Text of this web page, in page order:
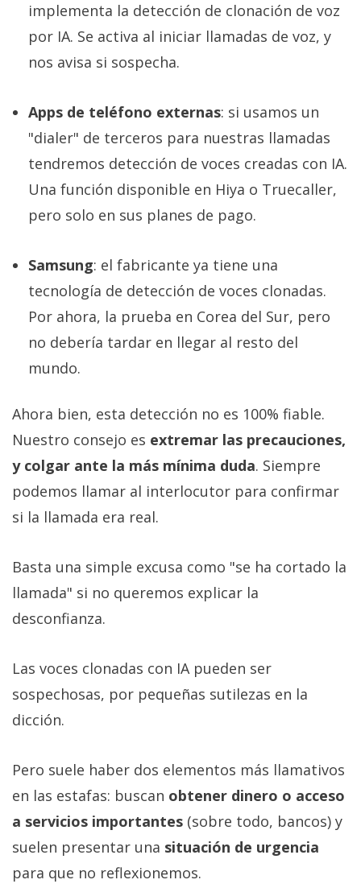
implementa la detección de clonación de voz
por IA. Se activa al iniciar llamadas de voz, y
nos avisa si sospecha.
Apps de teléfono externas: si usamos un
"dialer" de terceros para nuestras llamadas
tendremos detección de voces creadas con IA.
Una función disponible en Hiya o Truecaller,
pero solo en sus planes de pago.
Samsung: el fabricante ya tiene una
tecnología de detección de voces clonadas.
Por ahora, la prueba en Corea del Sur, pero
no debería tardar en llegar al resto del
mundo.
Ahora bien, esta detección no es 100% fiable.
Nuestro consejo es extremar las precauciones,
y colgar ante la más mínima duda. Siempre
podemos llamar al interlocutor para confirmar
si la llamada era real.
Basta una simple excusa como "se ha cortado la
llamada" si no queremos explicar la
desconfianza.
Las voces clonadas con IA pueden ser
sospechosas, por pequeñas sutilezas en la
dicción.
Pero suele haber dos elementos más llamativos
en las estafas: buscan obtener dinero o acceso
a servicios importantes (sobre todo, bancos) y
suelen presentar una situación de urgencia
para que no reflexionemos.